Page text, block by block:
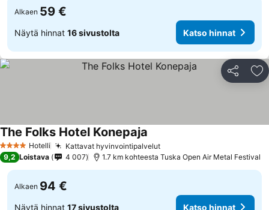
Alkaen 59 €
Näytä hinnat 16 sivustolta Katso hinnat
Jaa
4 Tähtiluokitus
Hotelli Kattavat hyvinvointipalvelutKatso hinnat
The Folks Hotel Konepaja
9,2 Loistava 4 007 1.7 km kohteesta Tuska Open Air Metal Festival
Alkaen 94 €
Näytä hinnat 17 sivustolta Katso hinnat